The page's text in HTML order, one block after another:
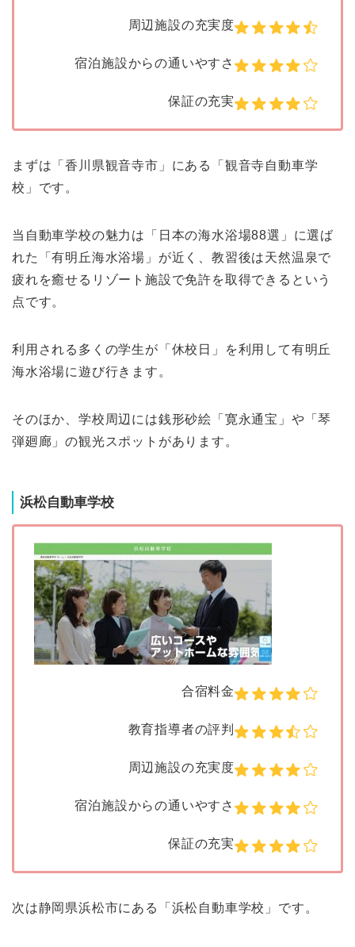
周辺施設の充実度
宿泊施設からの通いやすさ
保証の充実
まずは「香川県観音寺市」にある「観音寺自動車学
校」です。
当自動車学校の魅力は「日本の海水浴場88選」に選ば
れた「有明丘海水浴場」が近く、教習後は天然温泉で
疲れを癒せるリゾート施設で免許を取得できるという
点です。
利用される多くの学生が「休校日」を利用して有明丘
海水浴場に遊び行きます。
そのほか、学校周辺には銭形砂絵「寛永通宝」や「琴
弾廻廊」の観光スポットがあります。
浜松自動車学校
合宿料金
教育指導者の評判
周辺施設の充実度
宿泊施設からの通いやすさ
保証の充実
次は静岡県浜松市にある「浜松自動車学校」です。